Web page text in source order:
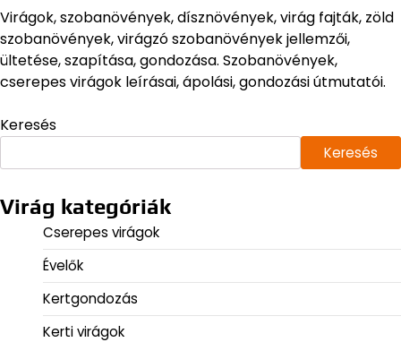
Virágok, szobanövények, dísznövények, virág fajták, zöld
szobanövények, virágzó szobanövények jellemzői,
ültetése, szapítása, gondozása. Szobanövények,
cserepes virágok leírásai, ápolási, gondozási útmutatói.
Keresés
Keresés
Virág kategóriák
Cserepes virágok
Évelők
Kertgondozás
Kerti virágok